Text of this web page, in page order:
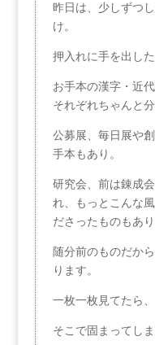
昨日は、少しずつ
け。
押入れに手を出した
お手本の漢字・近
それぞれちゃんと
公募展、毎日展や
手本もあり。
研究会、前は錬成
れ、もっとこんな
ださったものもあり
随分前のものだか
ります。
一枚一枚見てたら
そこで固まってしま